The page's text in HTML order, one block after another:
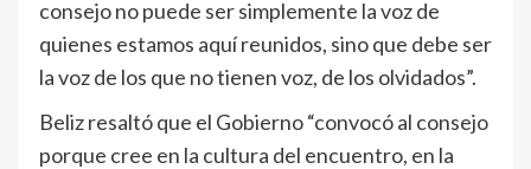
consejo no puede ser simplemente la voz de
quienes estamos aquí reunidos, sino que debe ser
la voz de los que no tienen voz, de los olvidados”.
Beliz resaltó que el Gobierno “convocó al consejo
porque cree en la cultura del encuentro, en la